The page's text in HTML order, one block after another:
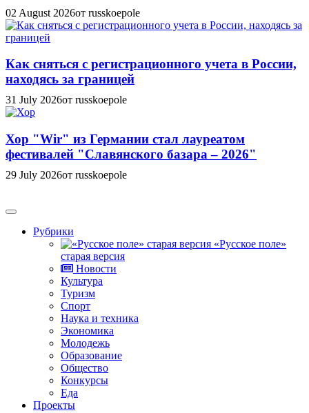
02 August 2026от russkoepole
Как сняться с регистрационного учета в России,
находясь за границей
31 July 2026от russkoepole
Хор "Wir" из Германии стал лауреатом
фестивалей "Славянского базара – 2026"
29 July 2026от russkoepole
Рубрики
«Русское поле»
старая версия
Новости
Культура
Туризм
Спорт
Наука и техника
Экономика
Молодежь
Образование
Общество
Конкурсы
Еда
Проекты